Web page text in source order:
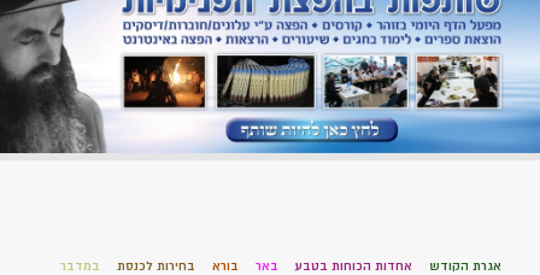
אגרת הקודש אחדות הכוחות בטבע באר בורא בחירות לכנסת במדבר